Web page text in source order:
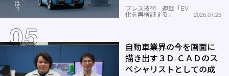
プレス技術 連載「EV
化を再検証する」
2026.07.23
自動車業界の今を画面に
描き出す３Ｄ-ＣＡＤのス
ペシャリストとしての成